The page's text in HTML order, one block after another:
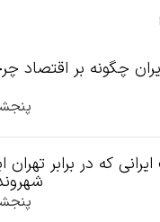
چگونه بر اقتصاد
پنجشنبه
که در برابر تهران
پنجشنبه